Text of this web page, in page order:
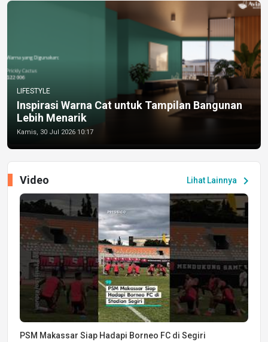
LIFESTYLE
Inspirasi Warna Cat untuk Tampilan Bangunan
Lebih Menarik
Kamis, 30 Jul 2026 10:17
Lihat Lainnya chevron_right
Video
PSM Makassar Siap Hadapi Borneo FC di Segiri